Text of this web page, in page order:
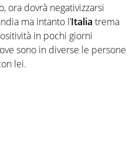
ora dovrà negativizzarsi
ma intanto l’Italia trema
in pochi giorni
sono in diverse le persone
lei.